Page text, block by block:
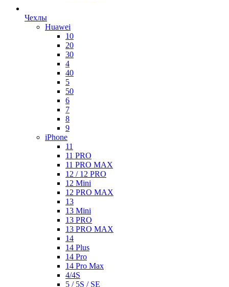
Чехлы
Huawei
10
20
30
4
40
5
50
6
7
8
9
iPhone
11
11 PRO
11 PRO MAX
12 / 12 PRO
12 Mini
12 PRO MAX
13
13 Mini
13 PRO
13 PRO MAX
14
14 Plus
14 Pro
14 Pro Max
4/4S
5 / 5S / SE